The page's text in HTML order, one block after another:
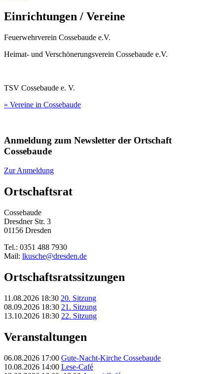
Einrichtungen / Vereine
Feuerwehrverein Cossebaude e.V.
Heimat- und Verschönerungsverein Cossebaude e.V.
TSV Cossebaude e. V.
» Vereine in Cossebaude
Anmeldung zum Newsletter der Ortschaft
Cossebaude
Zur Anmeldung
Ortschaftsrat
Cossebaude
Dresdner Str. 3
01156 Dresden
Tel.: 0351 488 7930
Mail: lkusche@dresden.de
Ortschaftsrats­sitzungen
11.08.2026 18:30 20. Sitzung
08.09.2026 18:30 21. Sitzung
13.10.2026 18:30 22. Sitzung
Veranstaltungen
06.08.2026 17:00 Gute-Nacht-Kirche Cossebaude
10.08.2026 14:00 Lese-Café